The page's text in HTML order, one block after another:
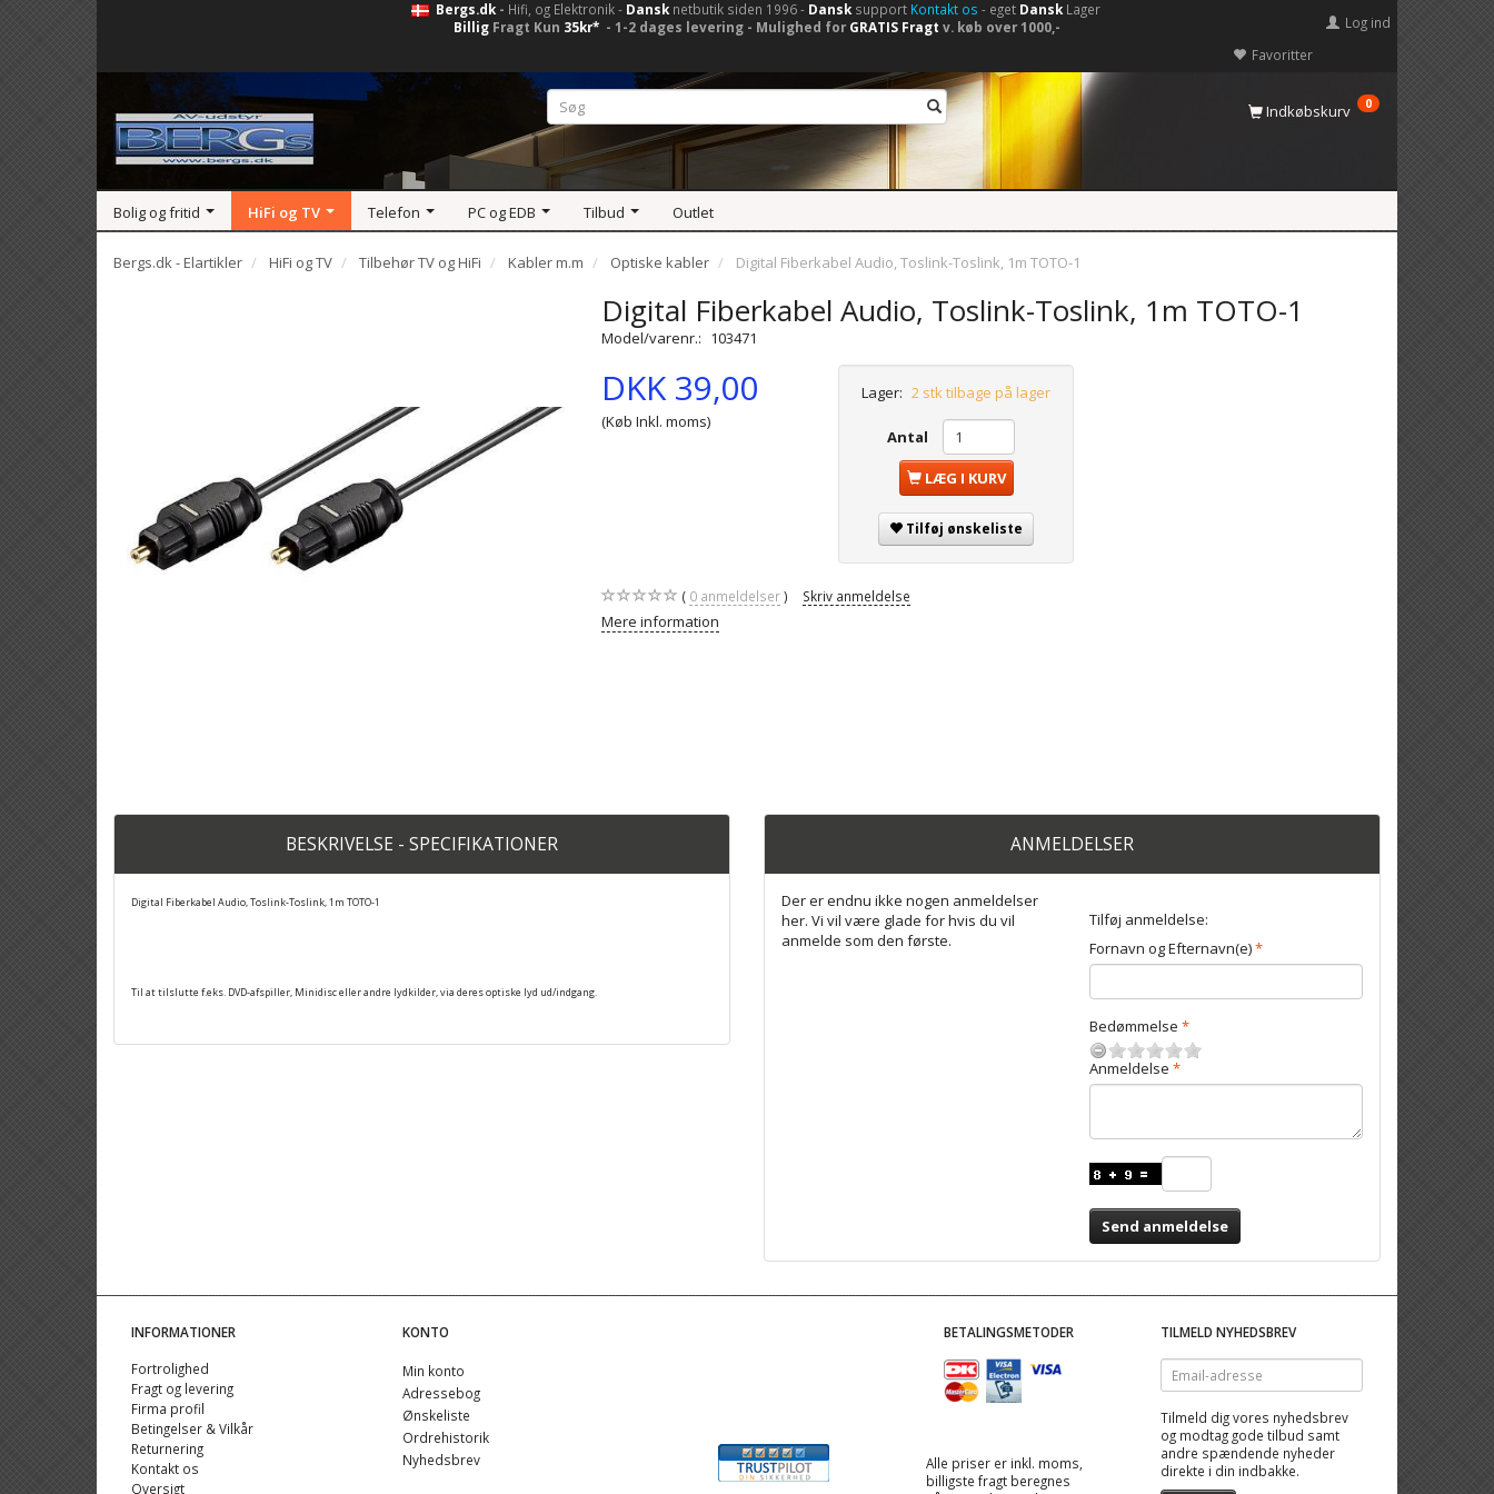
Bergs.dk- Hifi, og Elektronik - Dansknetbutik siden 1996 - Dansksupport Kontakt os - eget DanskLager
Billig Fragt Kun 35kr* - 1-2 dages levering - Mulighed for GRATIS Fragt v. køb over 1000,-
Favoritter
Log ind
Indkøbskurv 0
Bolig og fritid HiFi og TV Telefon PC og EDB Tilbud Outlet
Bergs.dk - Elartikler HiFi og TV Tilbehør TV og HiFi Kabler m.m Optiske kabler Digital Fiberkabel Audio, Toslink-Toslink, 1m TOTO-1
Digital Fiberkabel Audio, Toslink-Toslink, 1m TOTO-1
Model/varenr.: 103471
DKK 39,00
(Køb Inkl. moms)
Lager: 2 stk tilbage på lager
Antal
LÆG I KURV
Tilføj ønskeliste
0anmeldelser Skriv anmeldelse
Mere information
BESKRIVELSE - SPECIFIKATIONER
Digital Fiberkabel Audio, Toslink-Toslink, 1m TOTO-1
Til at tilslutte f.eks. DVD-afspiller, Minidisc eller andre lydkilder, via deres optiske lyd ud/indgang.
ANMELDELSER
Der er endnu ikke nogen anmeldelser
her. Vi vil være glade for hvis du vil
anmelde som den første.
Tilføj anmeldelse:
Fornavn og Efternavn(e)
Bedømmelse
Anmeldelse
Send anmeldelse
INFORMATIONER
Fortrolighed
Fragt og levering
Firma profil
Betingelser & Vilkår
Returnering
Kontakt os
Oversigt
KONTO
Min konto
Adressebog
Ønskeliste
Ordrehistorik
Nyhedsbrev
BETALINGSMETODER
Alle priser er inkl. moms,
billigste fragt beregnes
TILMELD NYHEDSBREV
Email-
adresse
Tilmeld dig vores nyhedsbrev
og modtag gode tilbud samt
andre spændende nyheder
direkte i din indbakke.